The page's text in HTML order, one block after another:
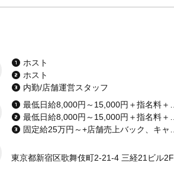
ホスト
ホスト
内勤/店舗運営スタッフ
東京都新宿区歌舞伎町2-21-4 三経21ビル2F